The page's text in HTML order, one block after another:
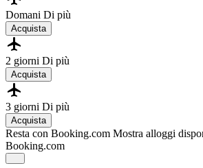
Domani Di più
Acquista
2 giorni Di più
Acquista
3 giorni Di più
Acquista
Resta con Booking.com Mostra alloggi
Booking.com